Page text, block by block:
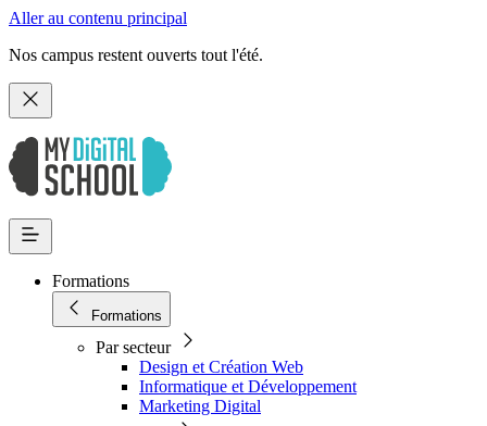
Aller au contenu principal
Nos campus restent ouverts tout l'été.
Formations
Formations
Par secteur
Design et Création Web
Informatique et Développement
Marketing Digital